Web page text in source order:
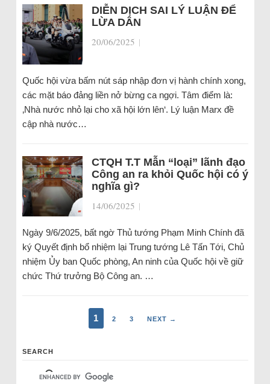
DIỄN DỊCH SAI LÝ LUẬN ĐỂ
LỪA DÂN
20/06/2025 |
Quốc hội vừa bấm nút sáp nhập đơn vị hành chính xong,
các mặt báo đảng liền nở bừng ca ngợi. Tâm điểm là:
‚Nhà nước nhỏ lại cho xã hội lớn lên‘. Lý luận Marx đề
cập nhà nước…
CTQH T.T Mẫn “loại” lãnh đạo
Công an ra khỏi Quốc hội có ý
nghĩa gì?
14/06/2025 |
Ngày 9/6/2025, bất ngờ Thủ tướng Phạm Minh Chính đã
ký Quyết định bổ nhiệm lại Trung tướng Lê Tấn Tới, Chủ
nhiệm Ủy ban Quốc phòng, An ninh của Quốc hội về giữ
chức Thứ trưởng Bộ Công an. …
1 2 3 NEXT →
SEARCH